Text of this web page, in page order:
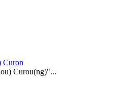
Curon
Curou(ng)"...